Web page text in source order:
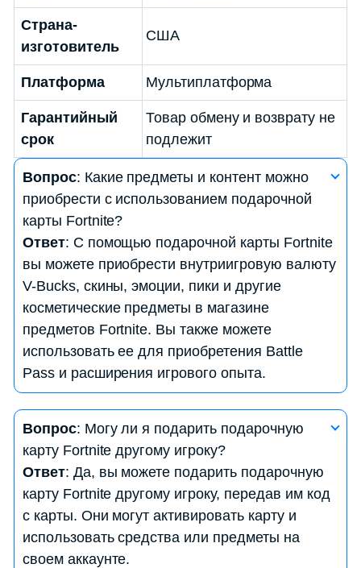
Страна-
изготовитель
США
Платформа Мультиплатформа
Гарантийный
срок
Товар обмену и возврату не
подлежит
Вопрос: Какие предметы и контент можно
приобрести с использованием подарочной
карты Fortnite?
Ответ: С помощью подарочной карты Fortnite
вы можете приобрести внутриигровую валюту
V-Bucks, скины, эмоции, пики и другие
косметические предметы в магазине
предметов Fortnite. Вы также можете
использовать ее для приобретения Battle
Pass и расширения игрового опыта.
Вопрос: Как узнать баланс на моей подарочной
карте Fortnite?
Ответ: Для проверки баланса на вашей
подарочной карте Fortnite, войдите в игру
Fortnite и перейдите в магазин предметов. Там
вы увидите текущий баланс V-Bucks и
доступные предметы для покупки.
Вопрос: Могу ли я подарить подарочную
карту Fortnite другому игроку?
Ответ: Да, вы можете подарить подарочную
карту Fortnite другому игроку, передав им код
с карты. Они могут активировать карту и
использовать средства или предметы на
своем аккаунте.